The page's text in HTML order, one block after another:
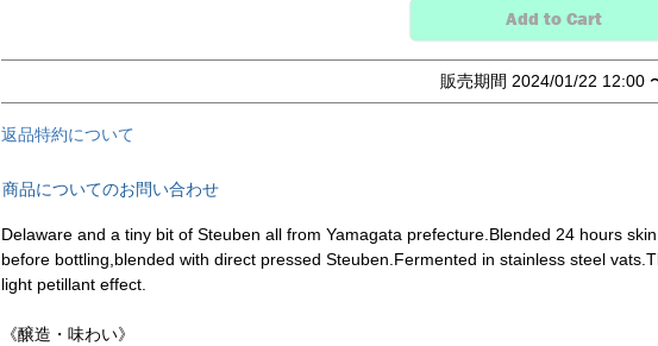
Add to Cart
販売期間 2024/01/22 12:00
返品特約について
商品についてのお問い合わせ
Delaware and a tiny bit of Steuben all from Yamagata prefecture.Blended 24 hours
before bottling,blended with direct pressed Steuben.Fermented in stainless steel
light petillant effect.
《醸造・味わい》